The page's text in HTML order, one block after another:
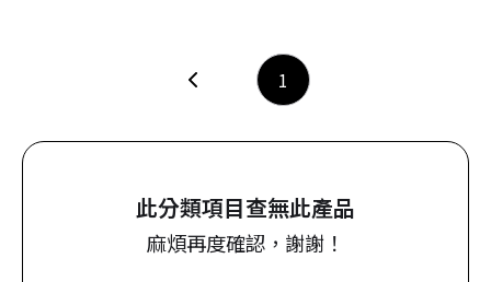
1
此分類項目查無此產品
麻煩再度確認，謝謝！